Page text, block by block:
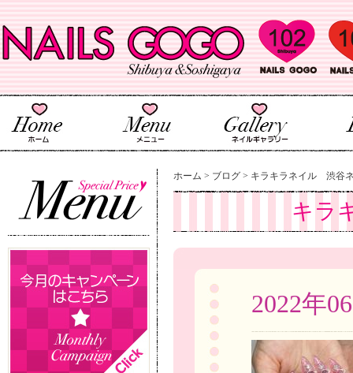
ホーム > ブログ > キラキラネイル 渋谷
キラ
2022年